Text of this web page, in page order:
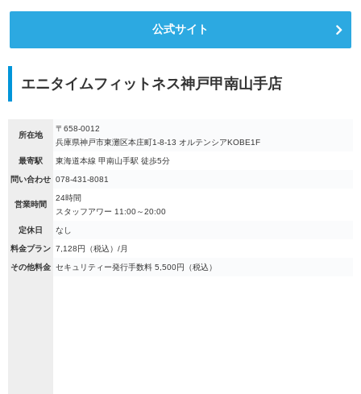
公式サイト
エニタイムフィットネス神戸甲南山手店
所在地
〒658-0012
兵庫県神戸市東灘区本庄町1-8-13 オルテンシアKOBE1F
最寄駅 東海道本線 甲南山手駅 徒歩5分
問い合わせ 078-431-8081
営業時間
24時間
スタッフアワー 11:00～20:00
定休日 なし
料金プラン 7,128円（税込）/月
その他料金 セキュリティー発行手数料 5,500円（税込）